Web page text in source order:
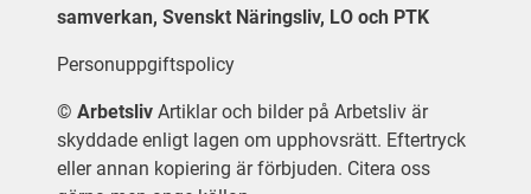
samverkan, Svenskt Näringsliv, LO och PTK
Personuppgiftspolicy
© Arbetsliv Artiklar och bilder på Arbetsliv är
skyddade enligt lagen om upphovsrätt. Eftertryck
eller annan kopiering är förbjuden. Citera oss